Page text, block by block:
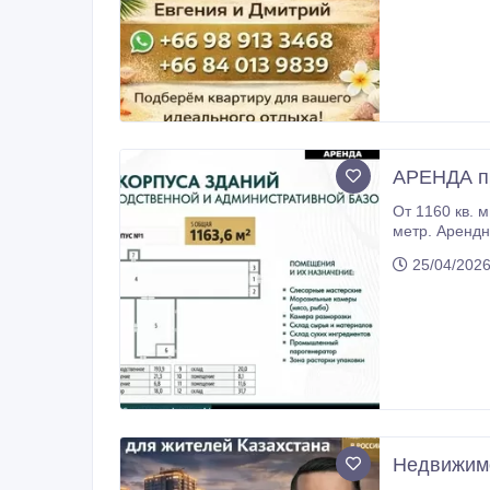
АРЕНДА
От 1160 кв. м до 4 000
метр. Арендные каникулы. Гибкая система условий аренды. Коммуникации: Электричество 252 кВт, трансформатор на балансе
25/04/